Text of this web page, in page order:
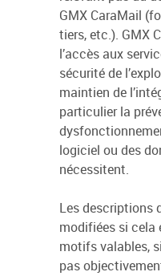
GMX CaraMail
tiers, etc.). GMX
l’accès aux
sécurité de
maintien de
particulier la
logiciel ou des
nécessitent.
Les descriptions
modifiées si cela
motifs valables,
pas